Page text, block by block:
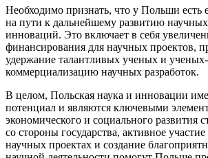
Необходимо признать, что у Польши есть
на пути к дальнейшему развитию
инноваций. Это включает в себя
финансирования для научных проектов,
удержание талантливых ученых и
коммерциализацию научных разработок.
В целом, Польская наука и инновации
потенциал и являются ключевыми
экономического и социального развития
со стороны государства, активное
научных проектах и создание